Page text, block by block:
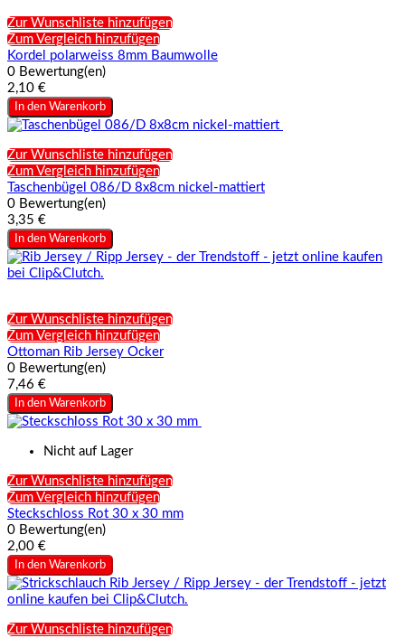
Zur Wunschliste hinzufügen
Zum Vergleich hinzufügen
Kordel polarweiss 8mm Baumwolle
0 Bewertung(en)
2,10 €
In den Warenkorb
Zur Wunschliste hinzufügen
Zum Vergleich hinzufügen
Taschenbügel 086/D 8x8cm nickel-mattiert
0 Bewertung(en)
3,35 €
In den Warenkorb
Zur Wunschliste hinzufügen
Zum Vergleich hinzufügen
Ottoman Rib Jersey Ocker
0 Bewertung(en)
7,46 €
In den Warenkorb
Nicht auf Lager
Zur Wunschliste hinzufügen
Zum Vergleich hinzufügen
Steckschloss Rot 30 x 30 mm
0 Bewertung(en)
2,00 €
In den Warenkorb
Zur Wunschliste hinzufügen